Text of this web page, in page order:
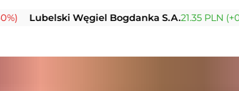
Węgiel Bogdanka S.A.21.35 PLN (+0.10%)